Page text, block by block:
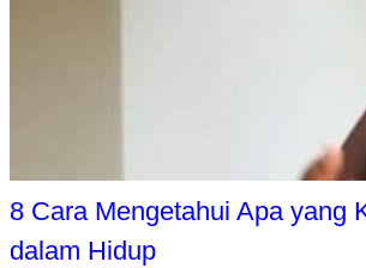
8 Cara Mengetahui Apa yang
dalam Hidup